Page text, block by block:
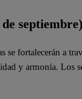
se fortalecerán a
y armonía. Los